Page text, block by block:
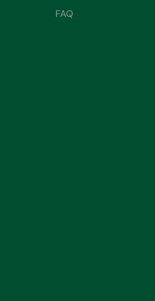
FAQ